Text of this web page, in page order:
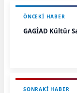
ÖNCEKI HABER
GAGİAD Kültür
SONRAKI HABER